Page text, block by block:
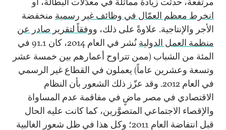
انخرط معظم العمّال في وظائف غير رسمية منخفضة
الأجر والإنتاجية. علاوةً على ذلك، ووفقاً لتقرير صادر عن
منظمة العمل الدولية
نُشر في العام 2014، كان 91.1 في
المئة من الشباب (ممن تتراوح أعمارهم بين خمسة عشر
وتسعة وعشرين عاماً) يعملون في القطاع غير الرسمي
في العام 2012. وقد عزّز ذلك الشعور بأن النظام
الاقتصادي في مصر ماضٍ في مفاقمة عدم المساواة
والإقصاء الاجتماعي المتصوَّرين، كما كانت عليه الحال
قبل انتفاضة العام 2011؛ وكل هذا في ظل شعور الغالبية